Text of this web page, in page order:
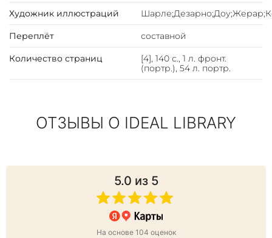
Художник иллюстраций
Переплёт составной
Количество страниц
[4], 140 с., 1 л. фронт.
(портр.), 54 л. портр.
ОТЗЫВЫ О IDEAL LIBRARY
5.0 из 5
На основе 104 оценок